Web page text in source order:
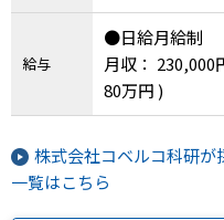
給与
●日給月給制
月収： 230,000
80万円 )
株式会社コベルコ科研が
一覧はこちら